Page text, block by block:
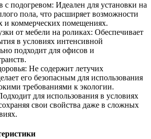
с подогревом: Идеален для установки на
пола, что расширяет возможности
коммерческих помещениях.
от мебели на роликах: Обеспечивает
в условиях интенсивной
подходит для офисов и
Не содержит летучих
его безопасным для использования
требованиями к экологии.
для использования в условиях
свои свойства даже в сложных